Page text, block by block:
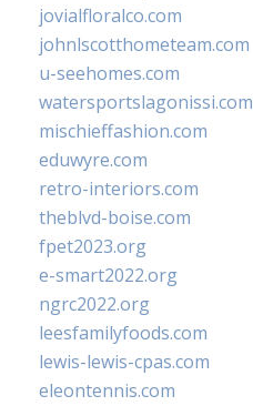
jovialfloralco.com
johnlscotthometeam.com
u-seehomes.com
watersportslagonissi.com
mischieffashion.com
eduwyre.com
retro-interiors.com
theblvd-boise.com
fpet2023.org
e-smart2022.org
ngrc2022.org
leesfamilyfoods.com
lewis-lewis-cpas.com
eleontennis.com